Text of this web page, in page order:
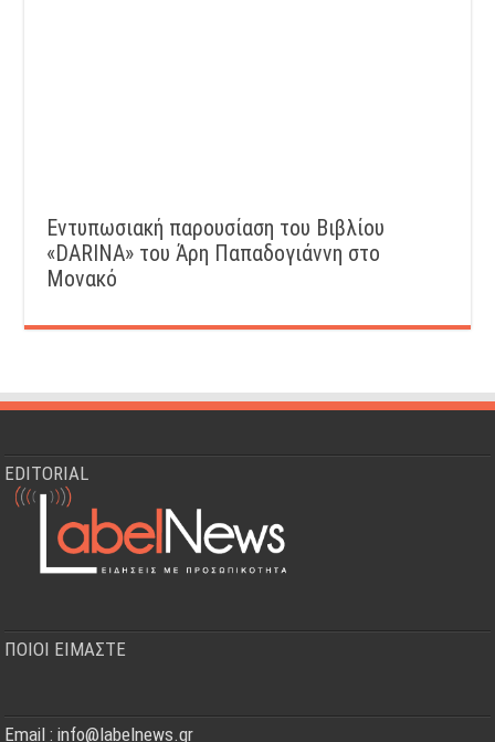
Εντυπωσιακή παρουσίαση του Βιβλίου
«DARINA» του Άρη Παπαδογιάννη στο
Μονακό
EDITORIAL
ΠΟΙΟΙ ΕΙΜΑΣΤΕ
Email : info@labelnews.gr